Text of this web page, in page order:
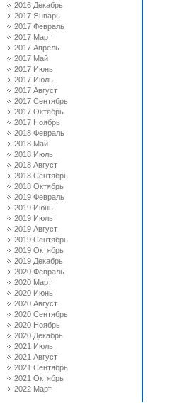
2016 Декабрь
2017 Январь
2017 Февраль
2017 Март
2017 Апрель
2017 Май
2017 Июнь
2017 Июль
2017 Август
2017 Сентябрь
2017 Октябрь
2017 Ноябрь
2018 Февраль
2018 Май
2018 Июль
2018 Август
2018 Сентябрь
2018 Октябрь
2019 Февраль
2019 Июнь
2019 Июль
2019 Август
2019 Сентябрь
2019 Октябрь
2019 Декабрь
2020 Февраль
2020 Март
2020 Июнь
2020 Август
2020 Сентябрь
2020 Ноябрь
2020 Декабрь
2021 Июль
2021 Август
2021 Сентябрь
2021 Октябрь
2022 Март